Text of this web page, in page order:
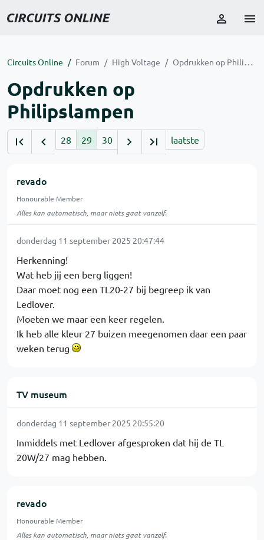
Circuits Online Forum High Voltage Opdrukken op Philipslampen
Opdrukken op
Philipslampen
28 29 30 laatste
revado
Honourable Member
Alles kan automatisch, maar niets gaat vanzelf.
donderdag 11 september 2025 20:47:44
Herkenning!
Wat heb jij een berg liggen!
Daar moet nog een TL20-27 bij begreep ik van
Ledlover.
Moeten we maar een keer regelen.
Ik heb alle kleur 27 buizen meegenomen daar een paar
weken terug
TV museum
donderdag 11 september 2025 20:55:20
Inmiddels met Ledlover afgesproken dat hij de TL
20W/27 mag hebben.
revado
Honourable Member
Alles kan automatisch, maar niets gaat vanzelf.